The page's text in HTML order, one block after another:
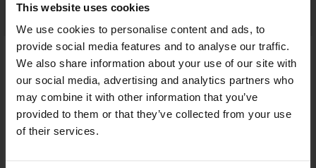
This website uses cookies
We use cookies to personalise content and ads, to
provide social media features and to analyse our traffic.
We also share information about your use of our site with
our social media, advertising and analytics partners who
may combine it with other information that you’ve
provided to them or that they’ve collected from your use
of their services.
Päivän muut ottelut tässä sarjassa
Sarjataulukko
Joukkuekortit
Tämä sarja tulospalvelussa